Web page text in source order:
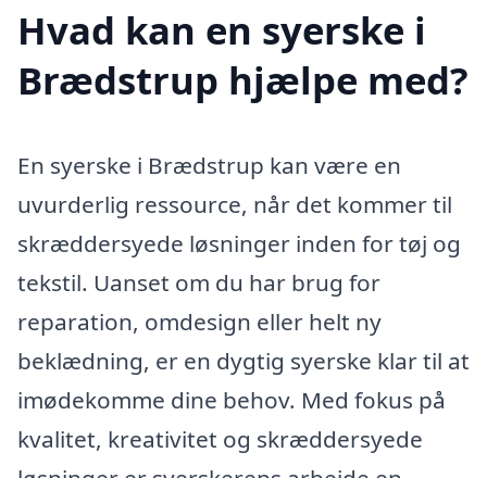
Hvad kan en syerske i
Brædstrup hjælpe med?
En syerske i Brædstrup kan være en
uvurderlig ressource, når det kommer til
skræddersyede løsninger inden for tøj og
tekstil. Uanset om du har brug for
reparation, omdesign eller helt ny
beklædning, er en dygtig syerske klar til at
imødekomme dine behov. Med fokus på
kvalitet, kreativitet og skræddersyede